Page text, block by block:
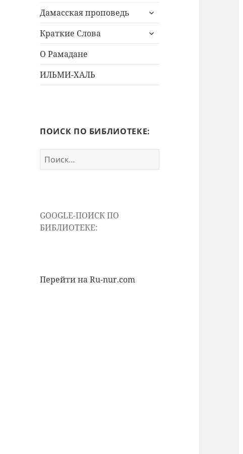
меню
Дамасская проповедь
раскрыть
меню
Краткие Слова
раскрыть
О Рамадане
ИЛЬМИ-ХАЛЬ
ПОИСК ПО БИБЛИОТЕКЕ:
Найти:
GOOGLE-ПОИСК ПО
БИБЛИОТЕКЕ:
Перейти на Ru-nur.com